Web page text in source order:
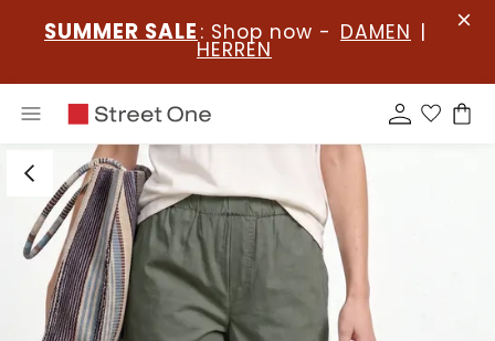
SUMMER SALE : Shop now - DAMEN |
HERREN